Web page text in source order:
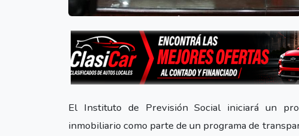
El Instituto de Previsión Social iniciará un
inmobiliario como parte de un programa de